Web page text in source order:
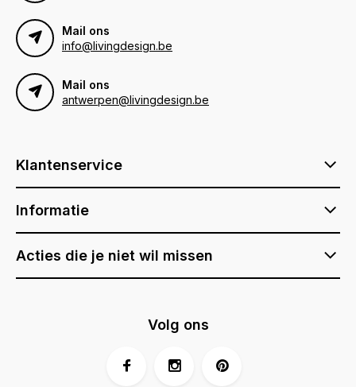
Mail ons
info@livingdesign.be
Mail ons
antwerpen@livingdesign.be
Klantenservice
Informatie
Acties die je niet wil missen
Volg ons